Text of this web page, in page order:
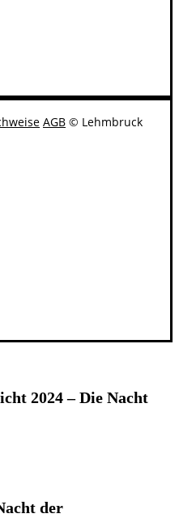
AGB © Lehmbruck
2024 – Die Nacht
der